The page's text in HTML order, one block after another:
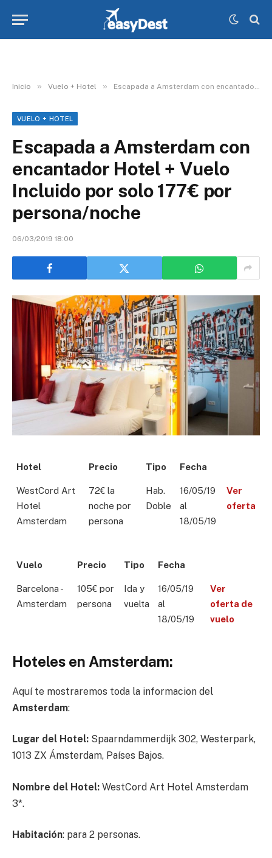
Inicio » Vuelo + Hotel » Escapada a Amsterdam con encantador Hotel + Vuelo Incluido por solo 177€ por persona/noche
VUELO + HOTEL
Escapada a Amsterdam con
encantador Hotel + Vuelo
Incluido por solo 177€ por
persona/noche
06/03/2019 18:00
Hotel Precio Tipo Fecha
WestCord Art
Hotel
Amsterdam
72€ la
noche por
persona
Hab.
Doble
16/05/19
al
18/05/19
Ver
oferta
Vuelo Precio Tipo Fecha
Barcelona -
Amsterdam
105€ por
persona
Ida y
vuelta
16/05/19
al
18/05/19
Ver
oferta de
vuelo
Hoteles en Amsterdam:
Aquí te mostraremos toda la informacion del
Amsterdam:
Lugar del Hotel: Spaarndammerdijk 302, Westerpark,
1013 ZX Ámsterdam, Países Bajos.
Nombre del Hotel: WestCord Art Hotel Amsterdam
3*.
Habitación: para 2 personas.